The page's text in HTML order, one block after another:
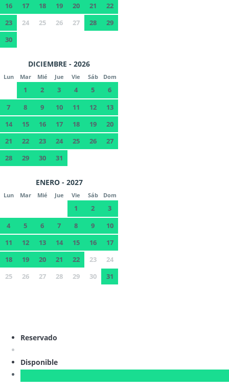
16
17 18 19 20 21
22
23
24 25 26 27 28
29
30
DICIEMBRE - 2026
Lun Mar Mié Jue Vie Sáb Dom
1 2 3 4 5
6
7
8 9 10 11 12
13
14
15 16 17 18 19
20
21
22 23 24 25 26
27
28
29 30 31
ENERO - 2027
Lun Mar Mié Jue Vie Sáb Dom
1 2
3
4
5 6 7 8 9
10
11
12 13 14 15 16
17
18
19 20 21 22 23
24
25
26 27 28 29 30 31
Reservado
Disponible